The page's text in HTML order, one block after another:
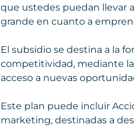
que ustedes puedan llevar
grande en cuanto a
El subsidio se destina a la
competitividad, mediante
acceso a nuevas
Este plan puede incluir
marketing, destinadas a